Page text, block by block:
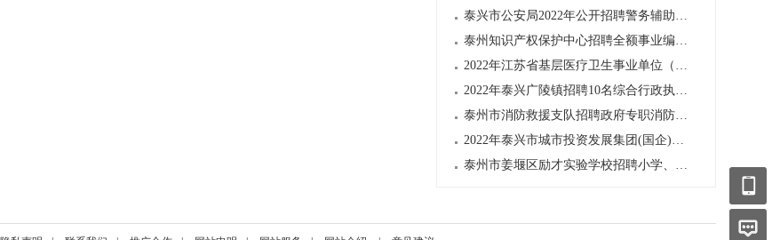
泰兴市公安局2022年公开招聘警务辅助人员（第二批）公告
泰州知识产权保护中心招聘全额事业编高层次专业人才
2022年江苏省基层医疗卫生事业单位（泰州市）公开招聘
2022年泰兴广陵镇招聘10名综合行政执法工作人员公告
泰州市消防救援支队招聘政府专职消防员招聘公告
2022年泰兴市城市投资发展集团(国企)公开招聘6名工作人员
泰州市姜堰区励才实验学校招聘小学、初中教师多名